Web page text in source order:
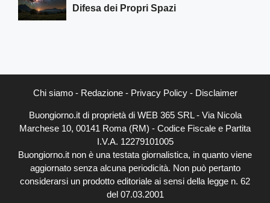
Difesa dei Propri Spazi
Chi siamo- Redazione- Privacy Policy- Disclaimer
Buongiorno.it di proprietà di WEB 365 SRL - Via Nicola
Marchese 10, 00141 Roma (RM) - Codice Fiscale e Partita
I.V.A. 12279101005
Buongiorno.it non è una testata giornalistica, in quanto viene
aggiornato senza alcuna periodicità. Non può pertanto
considerarsi un prodotto editoriale ai sensi della legge n. 62
del 07.03.2001